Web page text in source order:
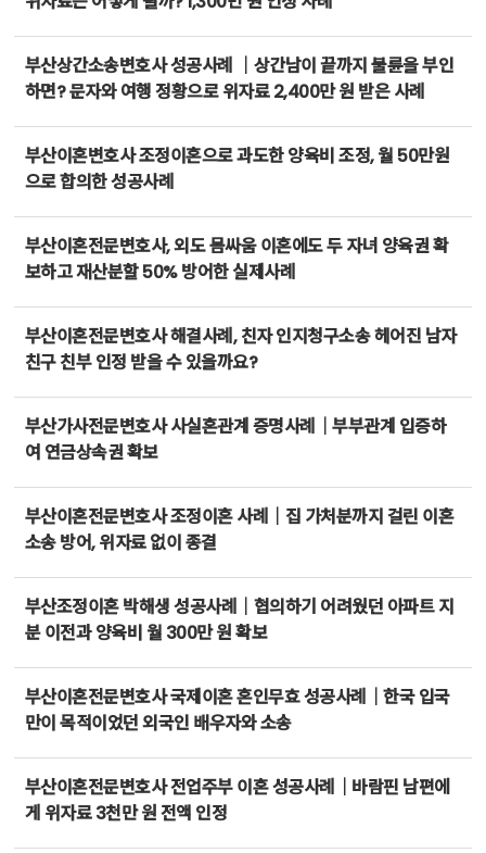
부산상간소송변호사 성공사례 ｜상간남이 끝까지 불륜을 부인
하면? 문자와 여행 정황으로 위자료 2,400만 원 받은 사례
부산이혼변호사 조정이혼으로 과도한 양육비 조정, 월 50만원
으로 합의한 성공사례
부산이혼전문변호사, 외도 몸싸움 이혼에도 두 자녀 양육권 확
보하고 재산분할 50% 방어한 실제사례
부산이혼전문변호사 해결사례, 친자 인지청구소송 헤어진 남자
친구 친부 인정 받을 수 있을까요?
부산가사전문변호사 사실혼관계 증명사례｜부부관계 입증하
여 연금상속권 확보
부산이혼전문변호사 조정이혼 사례｜집 가처분까지 걸린 이혼
소송 방어, 위자료 없이 종결
부산조정이혼 박해생 성공사례｜협의하기 어려웠던 아파트 지
분 이전과 양육비 월 300만 원 확보
부산이혼전문변호사 국제이혼 혼인무효 성공사례｜한국 입국
만이 목적이었던 외국인 배우자와 소송
부산이혼전문변호사 전업주부 이혼 성공사례｜바람핀 남편에
게 위자료 3천만 원 전액 인정